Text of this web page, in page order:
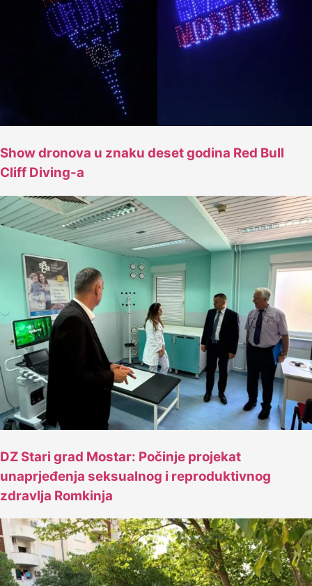
Show dronova u znaku deset godina Red Bull
Cliff Diving-a
DZ Stari grad Mostar: Počinje projekat
unaprjeđenja seksualnog i reproduktivnog
zdravlja Romkinja